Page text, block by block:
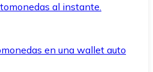
al instante.
en una wallet auto